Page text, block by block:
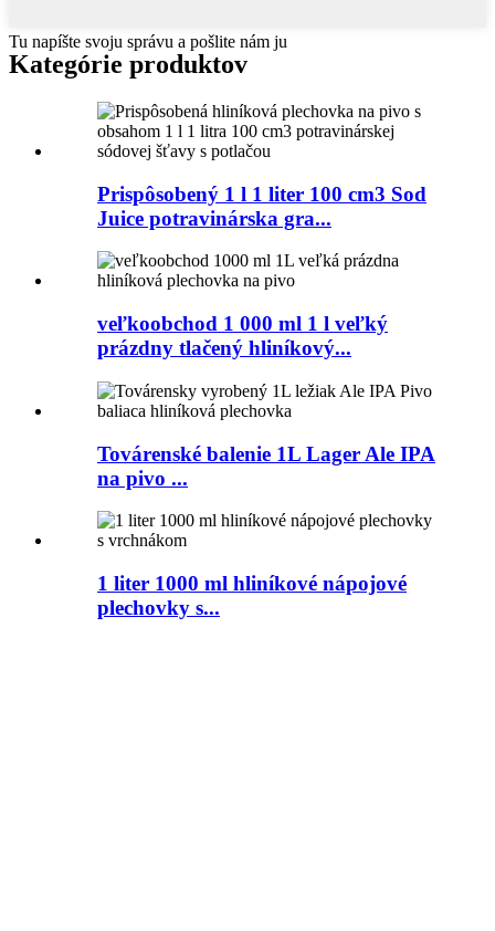
Tu napíšte svoju správu a pošlite nám ju
Kategórie produktov
Prispôsobený 1 l 1 liter 100 cm3 Sod
Juice potravinárska gra...
veľkoobchod 1 000 ml 1 l veľký
prázdny tlačený hliníkový...
Továrenské balenie 1L Lager Ale IPA
na pivo ...
1 liter 1000 ml hliníkové nápojové
plechovky s...